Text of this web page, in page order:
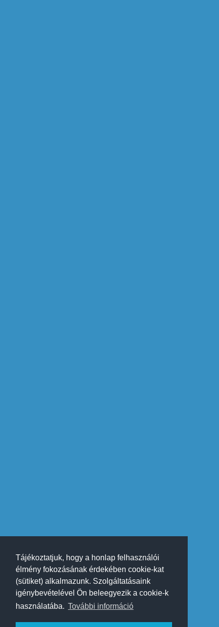
Tájékoztatjuk, hogy a honlap felhasználói
élmény fokozásának érdekében cookie-kat
(sütiket) alkalmazunk. Szolgáltatásaink
igénybevételével Ön beleegyezik a cookie-k
használatába. További információ